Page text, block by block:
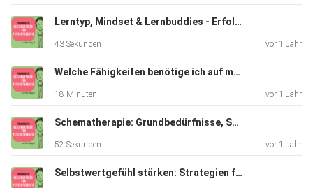
Lerntyp, Mindset & Lernbuddies - Erfolgreich lernen
43 Sekunden vor 1 Jahr
Welche Fähigkeiten benötige ich auf meinem Weg als Heilpraktikerin für Psychotherapie?
18 Minuten vor 1 Jahr
Schematherapie: Grundbedürfnisse, Schemata & Bewältigungsmodi verstehen
52 Sekunden vor 1 Jahr
Selbstwertgefühl stärken: Strategien für mehr Freiheit im Leben